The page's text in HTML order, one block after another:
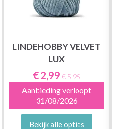
LINDEHOBBY VELVET
LUX
€ 2,99 € 5,95
Aanbieding verloopt
31/08/2026
Bekijk alle opties